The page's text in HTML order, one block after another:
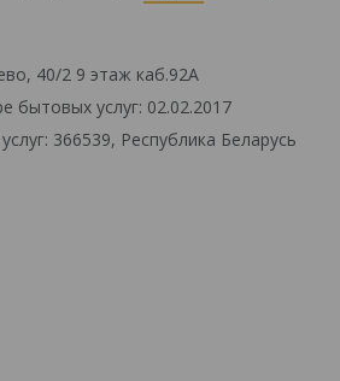
40/2 9 этаж каб.92А
бытовых услуг: 02.02.2017
366539, Республика Беларусь